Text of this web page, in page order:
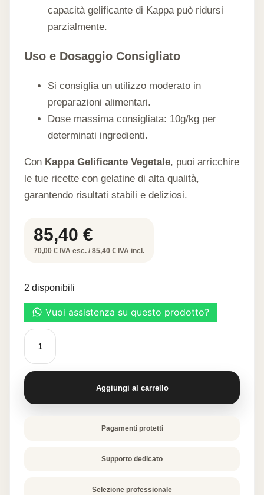
capacità gelificante di Kappa può ridursi
parzialmente.
Uso e Dosaggio Consigliato
Si consiglia un utilizzo moderato in
preparazioni alimentari.
Dose massima consigliata: 10g/kg per
determinati ingredienti.
Con Kappa Gelificante Vegetale, puoi arricchire
le tue ricette con gelatine di alta qualità,
garantendo risultati stabili e deliziosi.
85,40 €
70,00 € IVA esc. / 85,40 € IVA incl.
2 disponibili
KAPPA
400
G
quantità
Aggiungi al carrello
Pagamenti protetti
Supporto dedicato
Selezione professionale